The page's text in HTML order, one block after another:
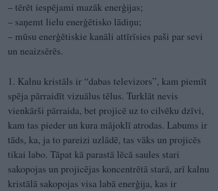
– tērēt iespējami mazāk enerģijas;
– saņemt lielu enerģētisko lādiņu;
– mūsu enerģētiskie kanāli attīrīsies paši par sevi
un neaizsērēs.
1. Kalnu kristāls ir “dabas televizors”, kam piemīt
spēja pārraidīt vizuālus tēlus. Turklāt nevis
vienkārši pārraida, bet projicē uz to cilvēku dzīvi,
kam tas pieder un kura mājoklī atrodas. Labums ir
tāds, ka, ja to pareizi uzlādē, tas vāks un projicēs
tikai labo. Tāpat kā parastā lēcā saules stari
sakopojas un projicējas koncentrētā starā, arī kalnu
kristālā sakopojas visa labā enerģija, kas ir